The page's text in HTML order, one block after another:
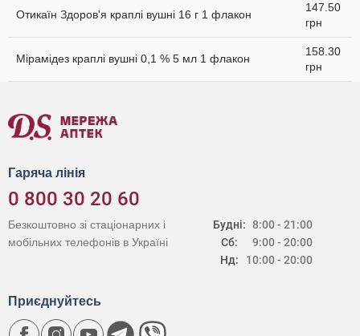
Отикаїн Здоров'я краплі вушні 16 г 1 флакон
147.50
грн
Мірамідез краплі вушні 0,1 % 5 мл 1 флакон
158.30
грн
Гаряча лінія
0 800 30 20 60
Будні:
Сб:
Нд:
8:00 - 21:00
9:00 - 20:00
10:00 - 20:00
Безкоштовно зі стаціонарних і
мобільних телефонів в Україні
Приєднуйтесь